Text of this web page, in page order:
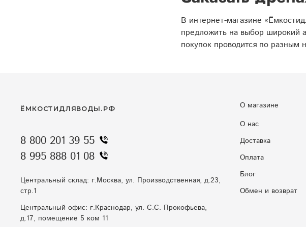
В интернет-магазине
предложить на выбор широкий
покупок проводится по разным
О магазине
О нас
Доставка
Оплата
Блог
Обмен и возврат
ЁМКОСТИДЛЯВОДЫ.РФ
8 800 201 39 55
8 995 888 01 08
Центральный склад: г.Москва, ул. Производственная, д.23,
стр.1
Центральный офис: г.Краснодар, ул. С.С. Прокофьева,
д.17, помещение 5 ком 11